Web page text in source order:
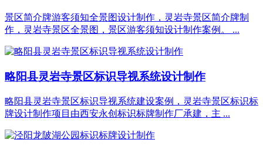
景区简介牌游客须知全景图设计制作，灵岩寺景区简介牌制
作，灵岩寺景区全景图，景区游客须知设计制作案例。 ...
略阳县灵岩寺景区标识导视系统设计制作
略阳县灵岩寺景区标识导视系统建设案例，灵岩寺景区标识标
牌设计制作项目由西安永创标识标牌制作厂承建，主 ...